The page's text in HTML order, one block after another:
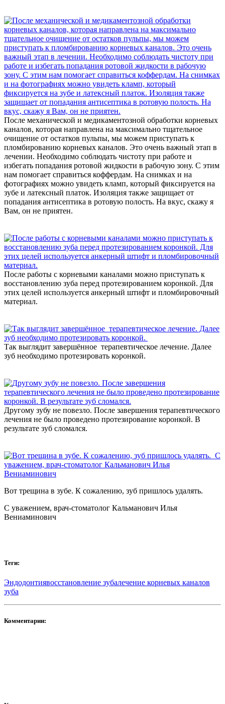
После механической и медикаментозной обработки корневых
каналов, которая направлена на максимально тщательное
очищение от остатков пульпы, мы можем приступать к
пломбированию корневых каналов. Это очень важный этап в
лечении. Необходимо соблюдать чистоту при работе и
избегать попадания ротовой жидкости в рабочую зону. С этим
нам помогает справиться коффердам. На снимках и на
фотографиях можно увидеть кламп, который фиксируется на
зубе и латексный платок. Изоляция также защищает от
попадания антисептика в ротовую полость. На вкус, скажу я
Вам, он не приятен.
После работы с корневыми каналами можно приступать к
восстановлению зуба перед протезированием коронкой. Для
этих целей используется анкерный штифт и пломбировочный
материал.
Так выглядит завершённое терапевтическое лечение. Далее
зуб необходимо протезировать коронкой.
Другому зубу не повезло. После завершения терапевтического
лечения не было проведено протезирование коронкой. В
результате зуб сломался.
Вот трещина в зубе. К сожалению, зуб пришлось удалять.
С уважением, врач-стоматолог Кальманович Илья
Вениаминович
Теги:
Эндодонтиявосстановление зубалечение корневых каналов
зуба
Комментарии: